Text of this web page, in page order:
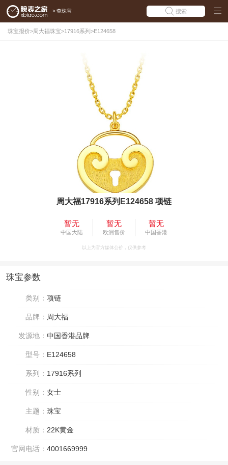
> 查珠宝 搜索
珠宝报价> 周大福珠宝>17916系列 >E124658
周大福17916系列E124658 项链
暂无
中国大陆
暂无
欧洲售价
暂无
中国香港
以上为官方媒体公价，仅供参考
珠宝参数
类别： 项链
品牌： 周大福
发源地： 中国香港品牌
型号： E124658
系列： 17916系列
性别： 女士
主题： 珠宝
材质： 22K黄金
官网电话： 4001669999